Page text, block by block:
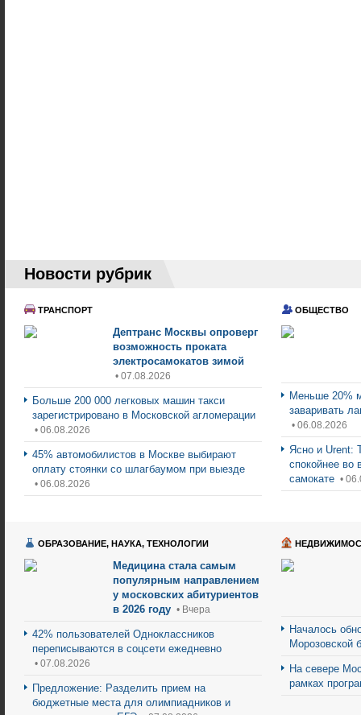
Новости рубрик
ТРАНСПОРТ
Дептранс Москвы опроверг
возможность проката
электросамокатов зимой
• 07.08.2026
Больше 200 000 легковых машин такси
зарегистрировано в Московской агломерации
• 06.08.2026
45% автомобилистов в Москве выбирают
оплату стоянки со шлагбаумом при выезде
• 06.08.2026
ОБЩЕСТВО
Меньше 20%
заваривать
• 06.08.2026
Ясно и Urent:
спокойнее во
самокате •
ОБРАЗОВАНИЕ, НАУКА, ТЕХНОЛОГИИ
Медицина стала самым
популярным направлением
у московских абитуриентов
в 2026 году • Вчера
42% пользователей Одноклассников
переписываются в соцсети ежедневно
• 07.08.2026
Предложение: Разделить прием на
бюджетные места для олимпиадников и
Началось
Морозовской
На севере
рамках